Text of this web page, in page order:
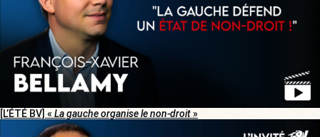
[L’ÉTÉ BV] « La gauche organise le non-droit»